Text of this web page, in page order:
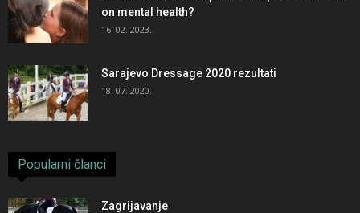
on mental health?
16. 02. 2023.
Sarajevo Dressage 2020 rezultati
18. 07. 2020.
Popularni članci
Zagrijavanje